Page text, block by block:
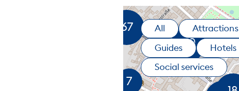
All Attractions
Guides
Hotels
Social services